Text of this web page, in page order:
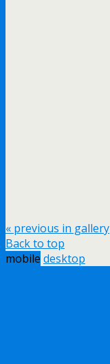
« previous in gallery
Back to top
mobile desktop